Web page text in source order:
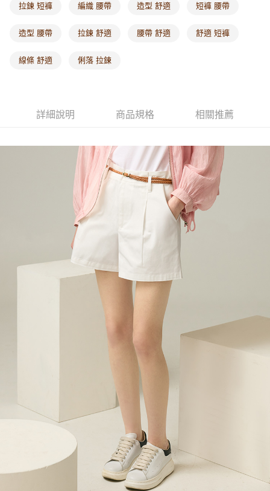
海外配送-港/澳/新/馬/泰國專屬 查看運費
海外配送-其他亞洲地區 查看運費
拉鍊 短褲 編織 腰帶 造型 舒適 短褲 腰帶
造型 腰帶 拉鍊 舒適 腰帶 舒適 舒適 短褲
線條 舒適 俐落 拉鍊
詳細說明 商品規格 相關推薦